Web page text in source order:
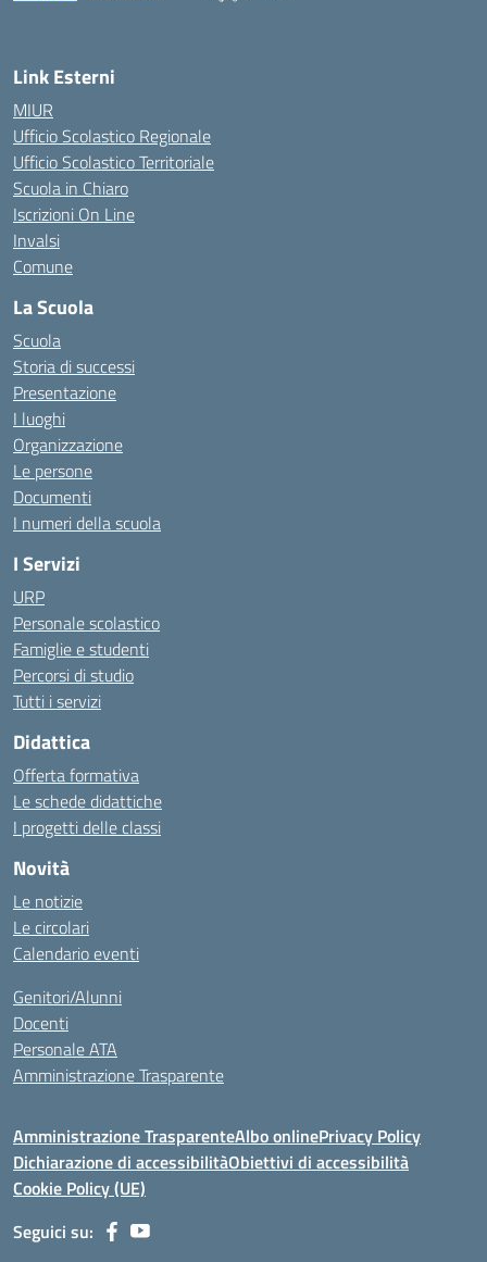
Link Esterni
MIUR
Ufficio Scolastico Regionale
Ufficio Scolastico Territoriale
Scuola in Chiaro
Iscrizioni On Line
Invalsi
Comune
La Scuola
Scuola
Storia di successi
Presentazione
I luoghi
Organizzazione
Le persone
Documenti
I numeri della scuola
I Servizi
URP
Personale scolastico
Famiglie e studenti
Percorsi di studio
Tutti i servizi
Didattica
Offerta formativa
Le schede didattiche
I progetti delle classi
Novità
Le notizie
Le circolari
Calendario eventi
Genitori/Alunni
Docenti
Personale ATA
Amministrazione Trasparente
Amministrazione TrasparenteAlbo onlinePrivacy Policy
Dichiarazione di accessibilitàObiettivi di accessibilità
Cookie Policy (UE)
Seguici su: